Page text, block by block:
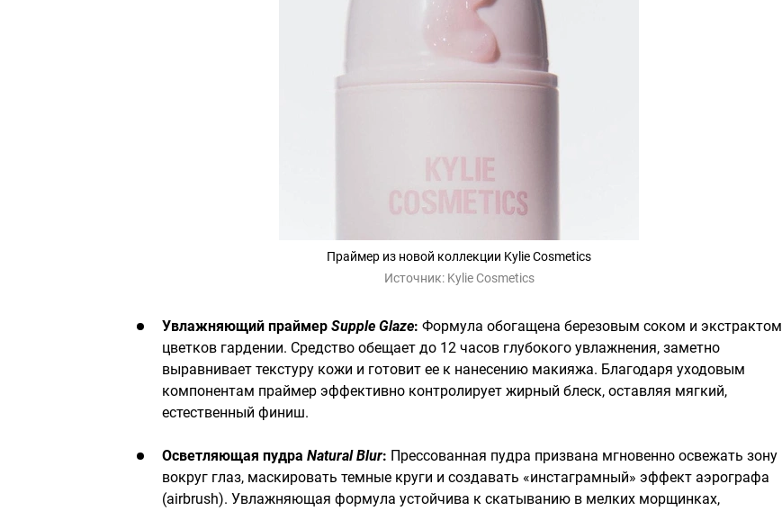
Праймер из новой коллекции Kylie Cosmetics
Источник: Kylie Cosmetics
Увлажняющий праймер Supple Glaze: Формула обогащена березовым соком и экстрактом
цветков гардении. Средство обещает до 12 часов глубокого увлажнения, заметно
выравнивает текстуру кожи и готовит ее к нанесению макияжа. Благодаря уходовым
компонентам праймер эффективно контролирует жирный блеск, оставляя мягкий,
естественный финиш.
Осветляющая пудра Natural Blur: Прессованная пудра призвана мгновенно освежать зону
вокруг глаз, маскировать темные круги и создавать «инстаграмный» эффект аэрографа
(airbrush). Увлажняющая формула устойчива к скатыванию в мелких морщинках,